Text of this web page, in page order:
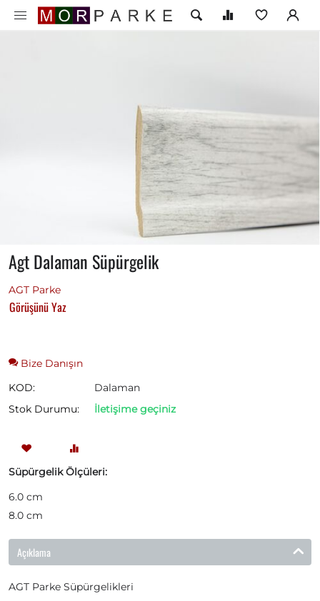
Agt Dalaman Süpürgelik
AGT Parke
Görüşünü Yaz
Bize Danışın
KOD:
Dalaman
Stok Durumu:
İletişime geçiniz
Süpürgelik Ölçüleri:
6.0 cm
8.0 cm
Açıklama
AGT Parke Süpürgelikleri